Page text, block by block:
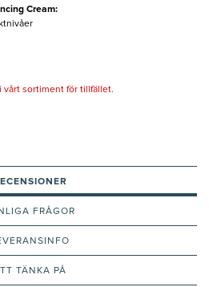
Cream:
vårt sortiment för tillfället.
FRÅGOR
TÄNKA PÅ